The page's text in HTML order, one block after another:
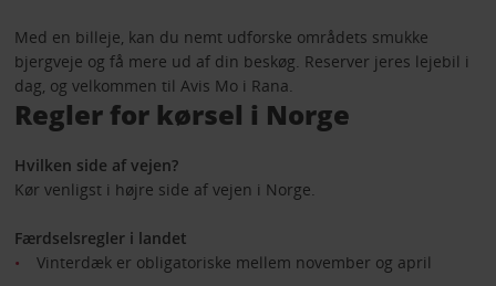
Med en billeje, kan du nemt udforske områdets smukke
bjergveje og få mere ud af din beskøg. Reserver jeres lejebil i
dag, og velkommen til Avis Mo i Rana.
Regler for kørsel i Norge
Hvilken side af vejen?
Kør venligst i højre side af vejen i Norge.
Færdselsregler i landet
Vinterdæk er obligatoriske mellem november og april